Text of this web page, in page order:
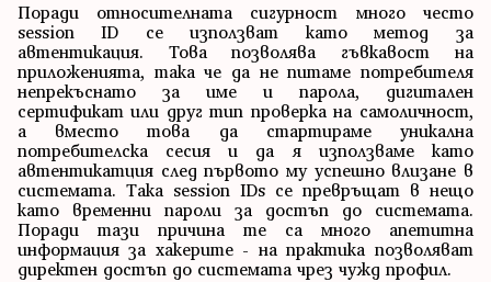
Поради относителната сигурност много често
session ID се използват като метод за
автентикация. Това позволява гъвкавост на
приложенията, така че да не питаме потребителя
непрекъснато за име и парола, дигитален
сертификат или друг тип проверка на самоличност,
а вместо това да стартираме уникална
потребителска сесия и да я използваме като
автентикатция след първото му успешно влизане в
системата. Така session IDs се превръщат в нещо
като временни пароли за достъп до системата.
Поради тази причина те са много апетитна
информация за хакерите - на практика позволяват
директен достъп до системата чрез чужд профил.